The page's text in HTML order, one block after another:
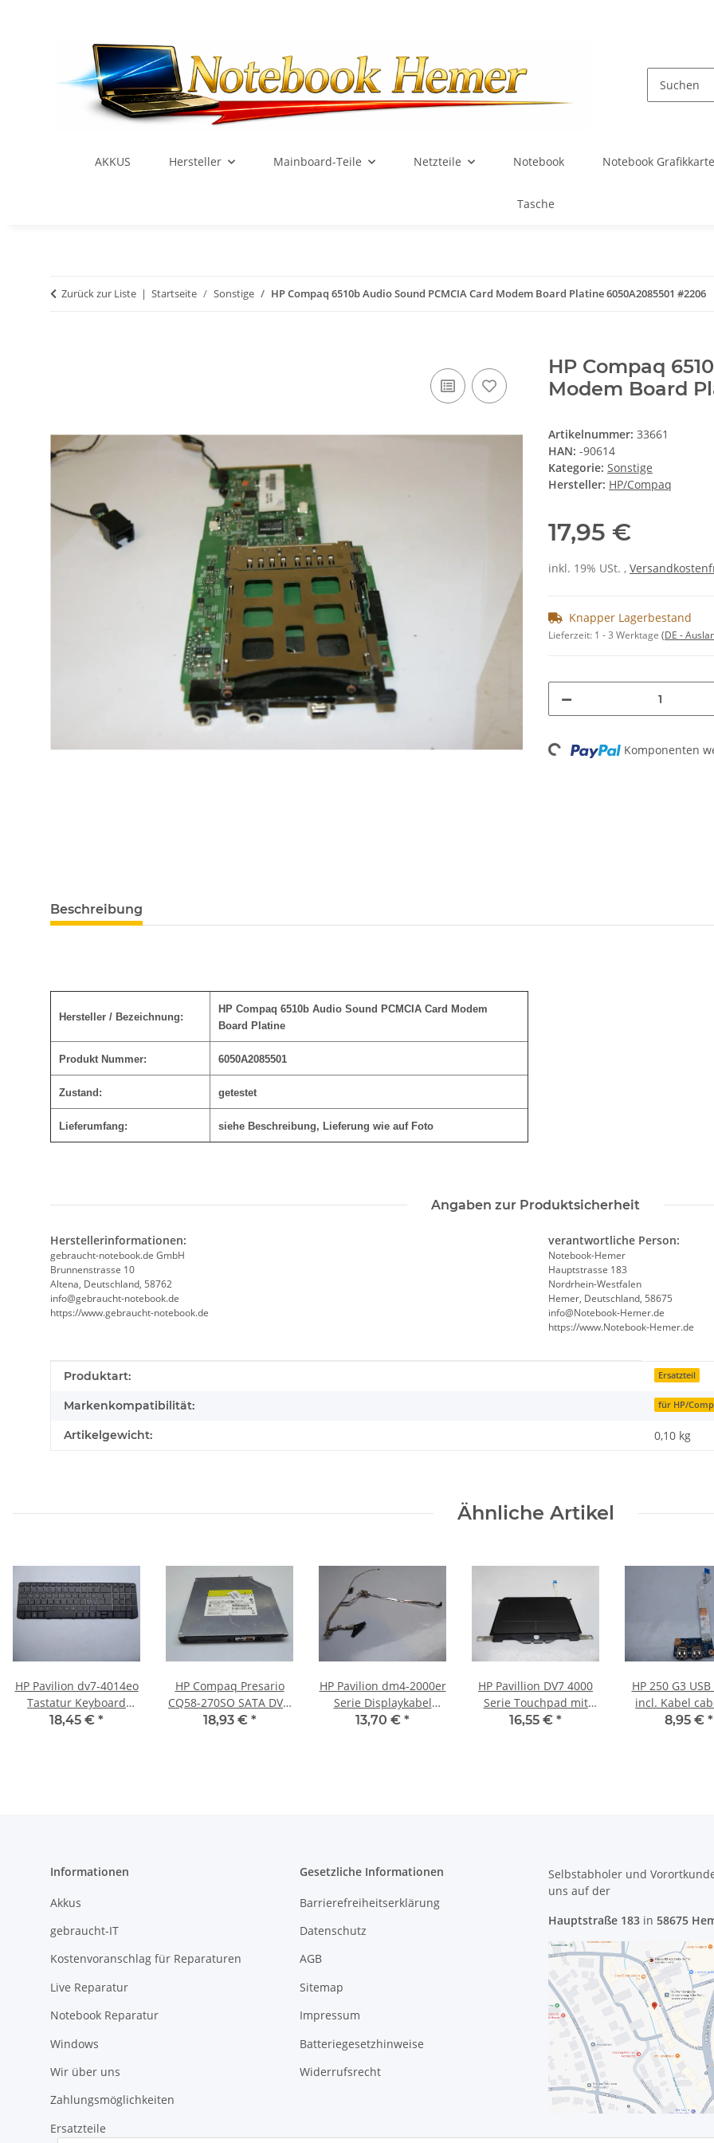
AKKUS Hersteller Mainboard-Teile Netzteile Notebook Notebook
Tasche
Zurück zur Liste Startseite Sonstige HP Compaq 6510b Audio Sound PCMCIA Card Modem Board Platine 6050A2085501 #2206
HP Compaq
Modem Board
Artikelnummer: 33661
HAN: -90614
Kategorie: Sonstige
Hersteller: HP/Compaq
17,95 €
inkl. 19% USt. ,
Knapper Lagerbestand
Lieferzeit: 1 - 3 Werktage (DE -
Loading... Komponenten
Beschreibung
Hersteller / Bezeichnung:
HP Compaq 6510b Audio Sound PCMCIA Card Modem
Board Platine
Produkt Nummer: 6050A2085501
Zustand: getestet
Lieferumfang: siehe Beschreibung, Lieferung wie auf Foto
Angaben zur Produktsicherheit
Herstellerinformationen:
gebraucht-notebook.de GmbH
Brunnenstrasse 10
Altena, Deutschland, 58762
info@gebraucht-notebook.de
https://www.gebraucht-notebook.de
verantwortliche Person:
Notebook-Hemer
Hauptstrasse 183
Nordrhein-Westfalen
Hemer, Deutschland, 58675
info@Notebook-Hemer.de
https://www.Notebook-Hemer.de
Produkteigenschaft
Wert
Produktart: Ersatzteil
Markenkompatibilität: für HP/
Artikelgewicht: 0,10 kg
Ähnliche Artikel
HP Pavilion dv7-4014eo
Tastatur Keyboard
ORIGINAL nordic Layout
18,45 € *
HP Compaq Presario
CQ58-270SO SATA DVD
RW Laufwerk 12,7mm
18,93 € *
HP Pavilion dm4-2000er
Serie Displaykabel
Videokabel
13,70 € *
HP Pavillion DV7 4000
Serie Touchpad mit
Kabel #3768
16,55 € *
HP 250 G3
incl. Kabel
A993P
8,95 € *
Informationen
Akkus
gebraucht-IT
Kostenvoranschlag für Reparaturen
Live Reparatur
Notebook Reparatur
Windows
Wir über uns
Zahlungsmöglichkeiten
Ersatzteile
Gesetzliche Informationen
Barrierefreiheitserklärung
Datenschutz
AGB
Sitemap
Impressum
Batteriegesetzhinweise
Widerrufsrecht
Selbstabholer und
uns auf der
Hauptstraße 183 in 58675